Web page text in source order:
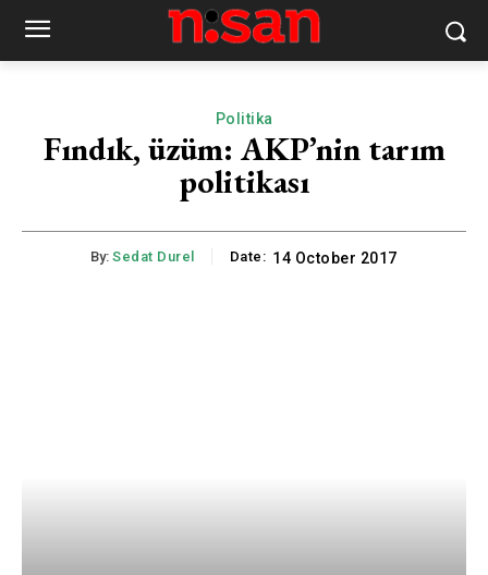
Politika
Fındık, üzüm: AKP’nin tarım
politikası
By: Sedat Durel Date: 14 October 2017